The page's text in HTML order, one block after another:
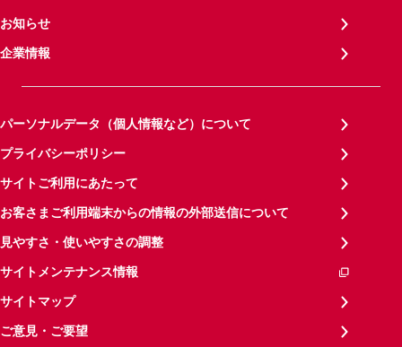
お知らせ
企業情報
パーソナルデータ（個人情報など）について
プライバシーポリシー
サイトご利用にあたって
お客さまご利用端末からの情報の外部送信について
見やすさ・使いやすさの調整
サイトメンテナンス情報
サイトマップ
ご意見・ご要望